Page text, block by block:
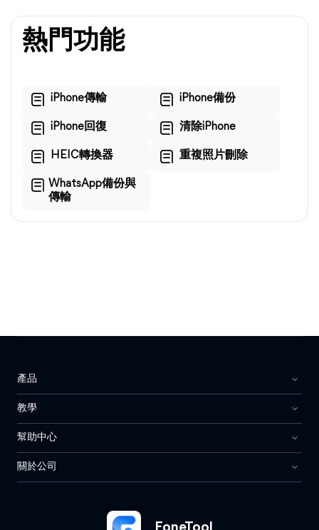
熱門功能
iPhone傳輸 iPhone備份
iPhone回復 清除iPhone
HEIC轉換器 重複照片刪除
WhatsApp備份與
傳輸
產品
教學
幫助中心
關於公司